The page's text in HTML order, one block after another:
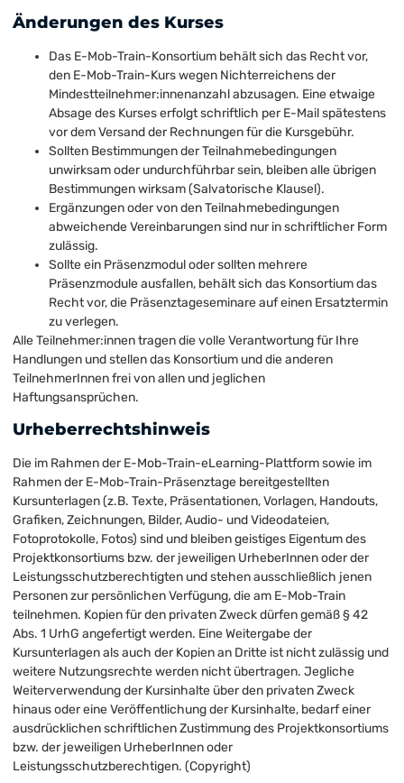
Änderungen des Kurses
Das E-Mob-Train-Konsortium behält sich das Recht vor,
den E-Mob-Train-Kurs wegen Nichterreichens der
Mindestteilnehmer:innenanzahl abzusagen. Eine etwaige
Absage des Kurses erfolgt schriftlich per E-Mail spätestens
vor dem Versand der Rechnungen für die Kursgebühr.
Sollten Bestimmungen der Teilnahmebedingungen
unwirksam oder undurchführbar sein, bleiben alle übrigen
Bestimmungen wirksam (Salvatorische Klausel).
Ergänzungen oder von den Teilnahmebedingungen
abweichende Vereinbarungen sind nur in schriftlicher Form
zulässig.
Sollte ein Präsenzmodul oder sollten mehrere
Präsenzmodule ausfallen, behält sich das Konsortium das
Recht vor, die Präsenztageseminare auf einen Ersatztermin
zu verlegen.
Alle Teilnehmer:innen tragen die volle Verantwortung für Ihre
Handlungen und stellen das Konsortium und die anderen
TeilnehmerInnen frei von allen und jeglichen
Haftungsansprüchen.
Urheberrechtshinweis
Die im Rahmen der E-Mob-Train-eLearning-Plattform sowie im
Rahmen der E-Mob-Train-Präsenztage bereitgestellten
Kursunterlagen (z.B. Texte, Präsentationen, Vorlagen, Handouts,
Grafiken, Zeichnungen, Bilder, Audio- und Videodateien,
Fotoprotokolle, Fotos) sind und bleiben geistiges Eigentum des
Projektkonsortiums bzw. der jeweiligen UrheberInnen oder der
Leistungsschutzberechtigten und stehen ausschließlich jenen
Personen zur persönlichen Verfügung, die am E-Mob-Train
teilnehmen. Kopien für den privaten Zweck dürfen gemäß § 42
Abs. 1 UrhG angefertigt werden. Eine Weitergabe der
Kursunterlagen als auch der Kopien an Dritte ist nicht zulässig und
weitere Nutzungsrechte werden nicht übertragen. Jegliche
Weiterverwendung der Kursinhalte über den privaten Zweck
hinaus oder eine Veröffentlichung der Kursinhalte, bedarf einer
ausdrücklichen schriftlichen Zustimmung des Projektkonsortiums
bzw. der jeweiligen UrheberInnen oder
Leistungsschutzberechtigen. (Copyright)